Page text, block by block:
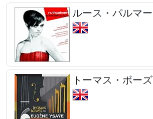
ルース・パルマー
トーマス・ボーズ